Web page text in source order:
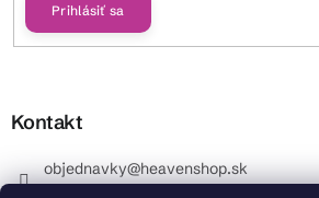
Prihlásiť sa
Kontakt
objednavky@heavenshop.sk